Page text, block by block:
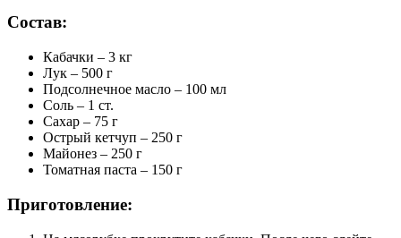
Состав:
Кабачки – 3 кг
Лук – 500 г
Подсолнечное масло – 100 мл
Соль – 1 ст.
Сахар – 75 г
Острый кетчуп – 250 г
Майонез – 250 г
Томатная паста – 150 г
Приготовление: